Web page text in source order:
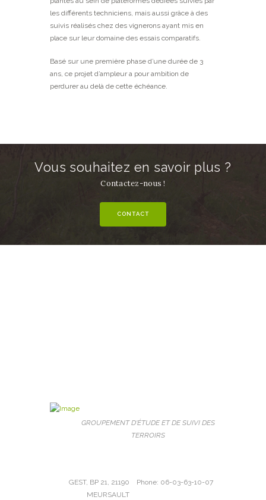
les différents techniciens, mais aussi grâce à des
suivis réalisés chez des vignerons ayant mis en
place sur leur domaine des essais comparatifs.
Basé sur une première phase d’une durée de 3
ans, ce projet d’ampleur a pour ambition de
perdurer au delà de cette échéance.
Vous souhaitez en savoir plus ?
Contactez-nous !
CONTACT
GROUPEMENT D'ÉTUDE ET DE SUIVI DES
TERROIRS
Phone: 06-03-63-10-07
GEST, BP 21, 21190
MEURSAULT